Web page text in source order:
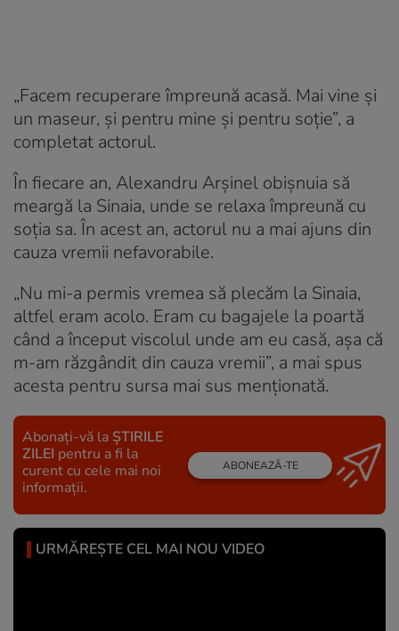
„Facem recuperare împreună acasă. Mai vine și
un maseur, și pentru mine și pentru soție”, a
completat actorul.
În fiecare an, Alexandru Arșinel obișnuia să
meargă la Sinaia, unde se relaxa împreună cu
soția sa. În acest an, actorul nu a mai ajuns din
cauza vremii nefavorabile.
„Nu mi-a permis vremea să plecăm la Sinaia,
altfel eram acolo. Eram cu bagajele la poartă
când a început viscolul unde am eu casă, așa că
m-am răzgândit din cauza vremii”, a mai spus
acesta pentru sursa mai sus menționată.
Abonați-vă la ȘTIRILE
ZILEI pentru a fi la
curent cu cele mai noi
informații.
ABONEAZĂ-TE
URMĂREȘTE CEL MAI NOU VIDEO